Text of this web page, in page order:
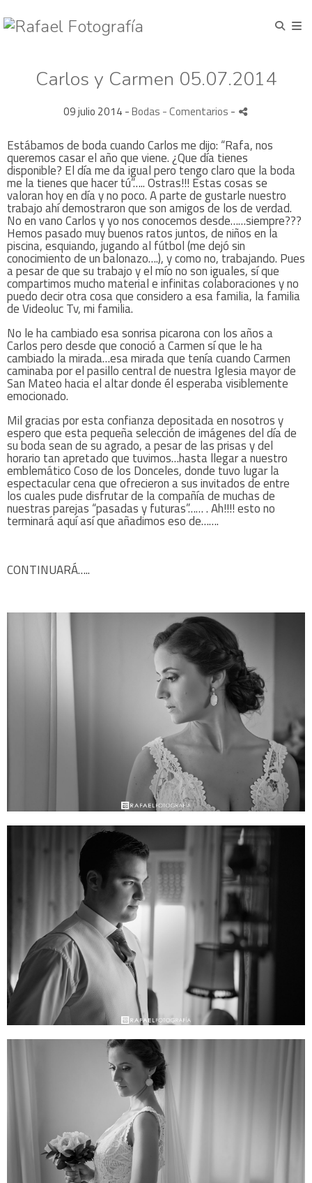
Carlos y Carmen 05.07.2014
09 julio 2014 -Bodas - Comentarios -
Estábamos de boda cuando Carlos me dijo: “Rafa, nos
queremos casar el año que viene. ¿Que día tienes
disponible? El día me da igual pero tengo claro que la boda
me la tienes que hacer tú”….. Ostras!!! Estas cosas se
valoran hoy en día y no poco. A parte de gustarle nuestro
trabajo ahí demostraron que son amigos de los de verdad.
No en vano Carlos y yo nos conocemos desde……siempre???
Hemos pasado muy buenos ratos juntos, de niños en la
piscina, esquiando, jugando al fútbol (me dejó sin
conocimiento de un balonazo….), y como no, trabajando. Pues
a pesar de que su trabajo y el mío no son iguales, sí que
compartimos mucho material e infinitas colaboraciones y no
puedo decir otra cosa que considero a esa familia, la familia
de Videoluc Tv, mi familia.
No le ha cambiado esa sonrisa picarona con los años a
Carlos pero desde que conoció a Carmen sí que le ha
cambiado la mirada…esa mirada que tenía cuando Carmen
caminaba por el pasillo central de nuestra Iglesia mayor de
San Mateo hacia el altar donde él esperaba visiblemente
emocionado.
Mil gracias por esta confianza depositada en nosotros y
espero que esta pequeña selección de imágenes del día de
su boda sean de su agrado, a pesar de las prisas y del
horario tan apretado que tuvimos…hasta llegar a nuestro
emblemático Coso de los Donceles, donde tuvo lugar la
espectacular cena que ofrecieron a sus invitados de entre
los cuales pude disfrutar de la compañía de muchas de
nuestras parejas “pasadas y futuras”…… . Ah!!!! esto no
terminará aquí así que añadimos eso de…….
CONTINUARÁ…..